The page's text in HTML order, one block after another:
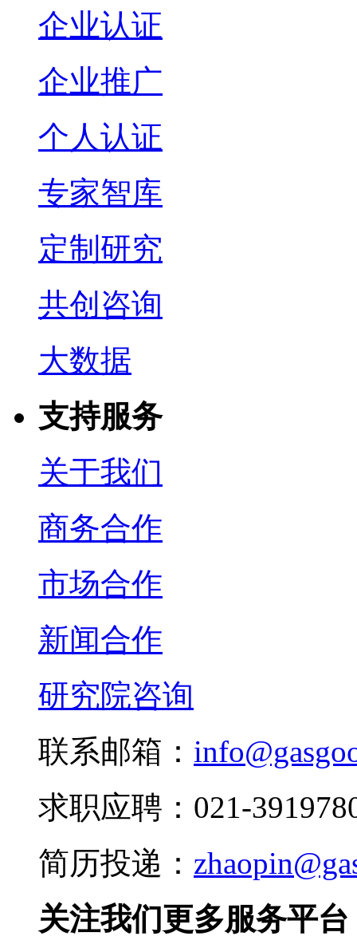
企业认证
企业推广
个人认证
专家智库
定制研究
共创咨询
大数据
支持服务
关于我们
商务合作
市场合作
新闻合作
研究院咨询
联系邮箱：
求职应聘：021-
简历投递：
关注我们更多服务平台